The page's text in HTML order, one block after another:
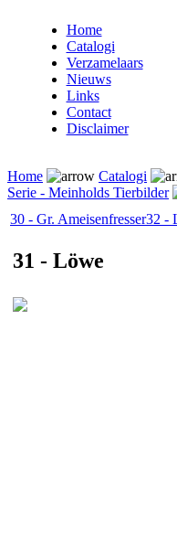
Home
Catalogi
Verzamelaars
Nieuws
Links
Contact
Disclaimer
Home Catalogi
Serie - Meinholds Tierbilder
30 - Gr. Ameisenfresser32 -
31 - Löwe